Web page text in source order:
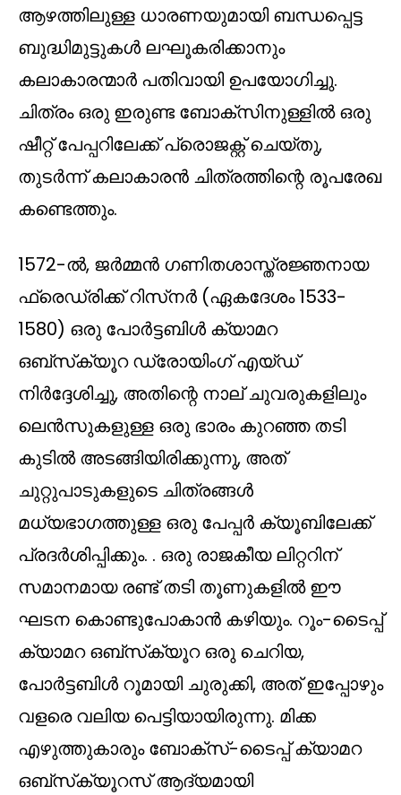
ആഴത്തിലുള്ള ധാരണയുമായി ബന്ധപ്പെട്ട
ബുദ്ധിമുട്ടുകൾ ലഘൂകരിക്കാനും
കലാകാരന്മാർ പതിവായി ഉപയോഗിച്ചു.
ചിത്രം ഒരു ഇരുണ്ട ബോക്സിനുള്ളിൽ ഒരു
ഷീറ്റ് പേപ്പറിലേക്ക് പ്രൊജക്റ്റ് ചെയ്തു,
തുടർന്ന് കലാകാരൻ ചിത്രത്തിന്റെ രൂപരേഖ
കണ്ടെത്തും.
1572-ൽ, ജർമ്മൻ ഗണിതശാസ്ത്രജ്ഞനായ
ഫ്രെഡ്രിക്ക് റിസ്‌നർ (ഏകദേശം 1533-
1580) ഒരു പോർട്ടബിൾ ക്യാമറ
ഒബ്‌സ്‌ക്യൂറ ഡ്രോയിംഗ് എയ്‌ഡ്
നിർദ്ദേശിച്ചു, അതിന്റെ നാല് ചുവരുകളിലും
ലെൻസുകളുള്ള ഒരു ഭാരം കുറഞ്ഞ തടി
കുടിൽ അടങ്ങിയിരിക്കുന്നു, അത്
ചുറ്റുപാടുകളുടെ ചിത്രങ്ങൾ
മധ്യഭാഗത്തുള്ള ഒരു പേപ്പർ ക്യൂബിലേക്ക്
പ്രദർശിപ്പിക്കും. . ഒരു രാജകീയ ലിറ്ററിന്
സമാനമായ രണ്ട് തടി തൂണുകളിൽ ഈ
ഘടന കൊണ്ടുപോകാൻ കഴിയും. റൂം-ടൈപ്പ്
ക്യാമറ ഒബ്‌സ്‌ക്യൂറ ഒരു ചെറിയ,
പോർട്ടബിൾ റൂമായി ചുരുക്കി, അത് ഇപ്പോഴും
വളരെ വലിയ പെട്ടിയായിരുന്നു. മിക്ക
എഴുത്തുകാരും ബോക്‌സ്-ടൈപ്പ് ക്യാമറ
ഒബ്‌സ്‌ക്യൂറസ് ആദ്യമായി